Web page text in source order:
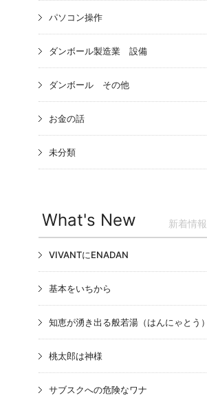
パソコン操作
ダンボール製造業 設備
ダンボール その他
お金の話
未分類
What's New 新着情報
VIVANTにENADAN
基本をいちから
知恵が湧き出る般若湯（はんにゃとう）
桃太郎は神様
サブスクへの危険なワナ